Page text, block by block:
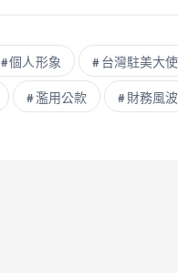
個人形象 台灣駐美大使
濫用公款 財務風波